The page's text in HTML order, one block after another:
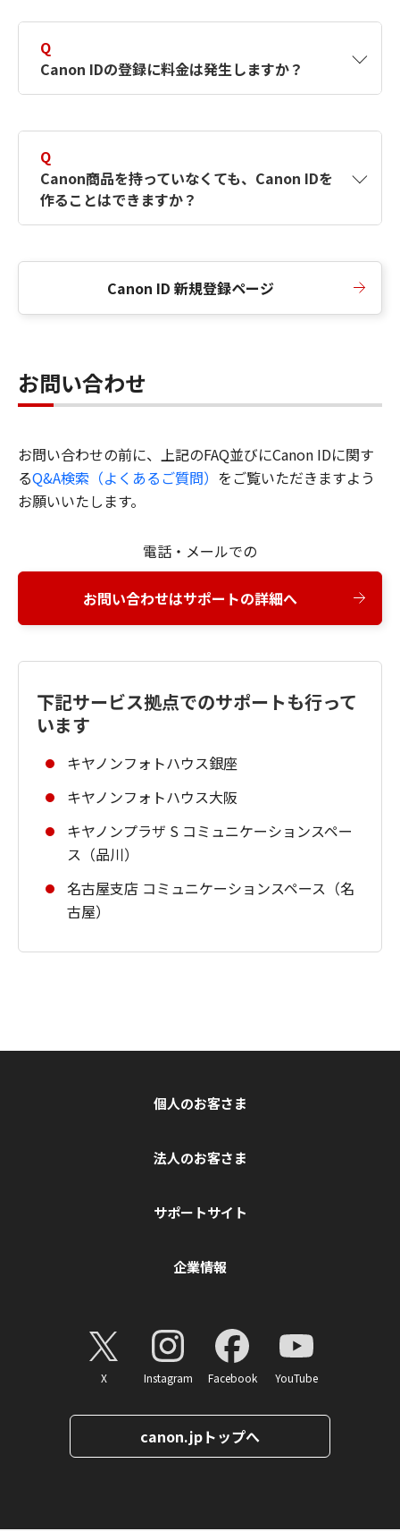
択したサービスから取得します。アカウントを
簡単に作成できるように、この情報を使用して
Canon IDの登録フォームを入力します。
Q
Canon IDの登録に料金は発生しますか？
Q
Canon商品を持っていなくても、Canon IDを
作ることはできますか？
Canon ID 新規登録ページ
お問い合わせ
お問い合わせの前に、上記のFAQ並びにCanon IDに関す
るQ&A検索（よくあるご質問） をご覧いただきますよう
お願いいたします。
電話・メールでの
お問い合わせはサポートの詳細へ
下記サービス拠点でのサポートも行って
います
キヤノンフォトハウス銀座
キヤノンフォトハウス大阪
キヤノンプラザ S コミュニケーションスペー
ス（品川）
名古屋支店 コミュニケーションスペース（名
古屋）
個人のお客さま
法人のお客さま
サポートサイト
企業情報
X Instagram Facebook YouTube
canon.jpトップへ